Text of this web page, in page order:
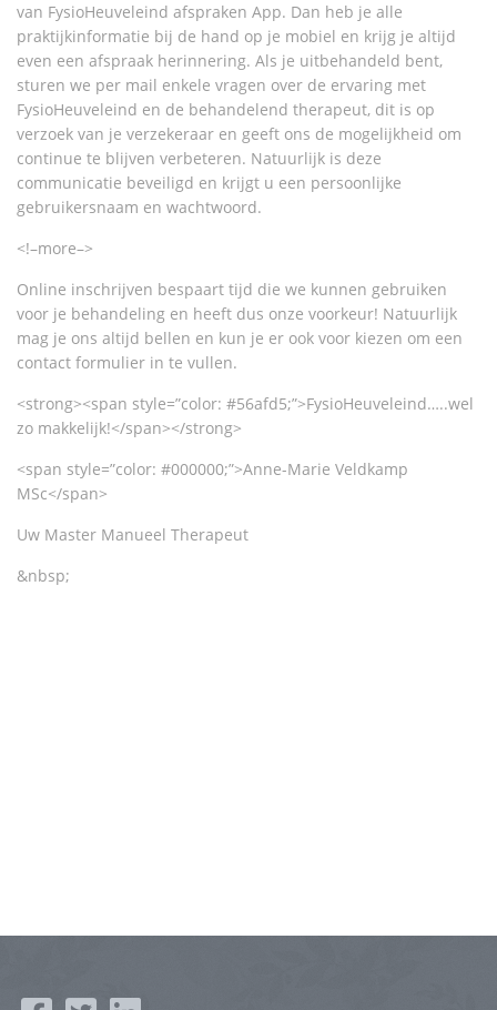
van FysioHeuveleind afspraken App. Dan heb je alle
praktijkinformatie bij de hand op je mobiel en krijg je altijd
even een afspraak herinnering. Als je uitbehandeld bent,
sturen we per mail enkele vragen over de ervaring met
FysioHeuveleind en de behandelend therapeut, dit is op
verzoek van je verzekeraar en geeft ons de mogelijkheid om
continue te blijven verbeteren. Natuurlijk is deze
communicatie beveiligd en krijgt u een persoonlijke
gebruikersnaam en wachtwoord.
<!–more–>
Online inschrijven bespaart tijd die we kunnen gebruiken
voor je behandeling en heeft dus onze voorkeur! Natuurlijk
mag je ons altijd bellen en kun je er ook voor kiezen om een
contact formulier in te vullen.
<strong><span style=”color: #56afd5;”>FysioHeuveleind…..wel
zo makkelijk!</span></strong>
<span style=”color: #000000;”>Anne-Marie Veldkamp
MSc</span>
Uw Master Manueel Therapeut
&nbsp;